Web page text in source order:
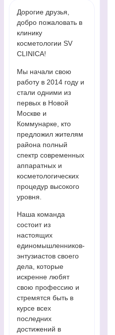
Дорогие друзья,
добро пожаловать в
клинику
косметологии SV
CLINICA!
Мы начали свою
работу в 2014 году и
стали одними из
первых в Новой
Москве и
Коммунарке, кто
предложил жителям
района полный
спектр современных
аппаратных и
косметологических
процедур высокого
уровня.
Наша команда
состоит из
настоящих
единомышленников-
энтузиастов своего
дела, которые
искренне любят
свою профессию и
стремятся быть в
курсе всех
последних
достижений в